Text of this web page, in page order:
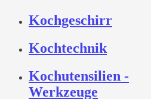
Kochgeschirr
Kochtechnik
Kochutensilien -
Werkzeuge